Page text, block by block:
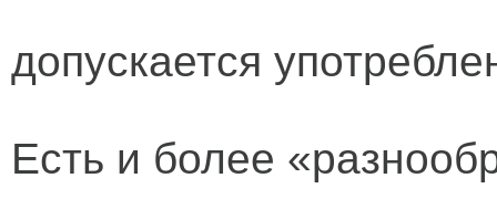
допускается
Есть и более